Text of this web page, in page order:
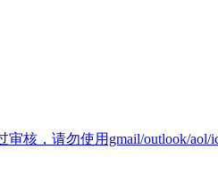
核，请勿使用gmail/outlook/aol/